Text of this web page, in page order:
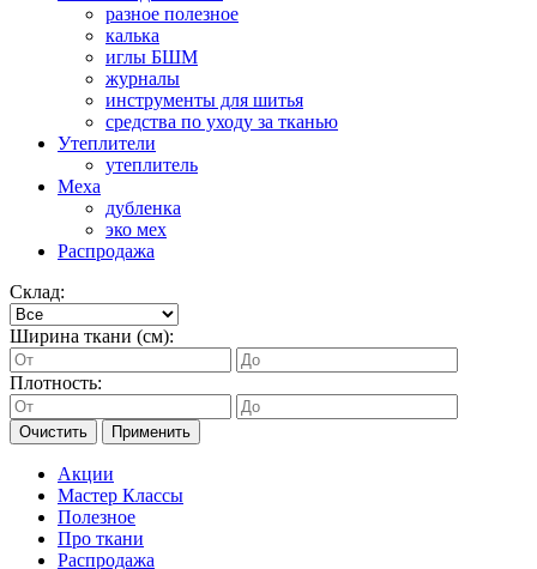
разное полезное
калька
иглы БШМ
журналы
инструменты для шитья
средства по уходу за тканью
Утеплители
утеплитель
Меха
дубленка
эко мех
Распродажа
Склад:
Ширина ткани (см):
Плотность:
Очистить Применить
Акции
Мастер Классы
Полезное
Про ткани
Распродажа